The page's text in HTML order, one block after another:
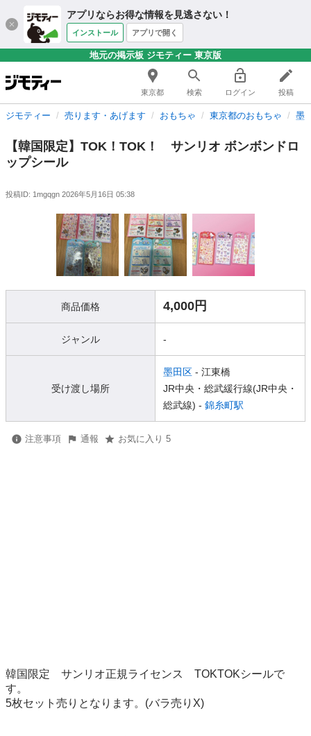
アプリならお得な情報を見逃さない！
インストール アプリで開く
地元の掲示板 ジモティー 東京版
東京都 検索 ログイン 投稿
ジモティー 売ります・あげます おもちゃ 東京都のおもちゃ 墨
【韓国限定】TOK！TOK！ サンリオ ボンボンドロ
ップシール
投稿ID: 1mgqgn 2026年5月16日 05:38
商品価格 4,000円
ジャンル -
受け渡し場所
墨田区 - 江東橋
JR中央・総武緩行線(JR中央・
総武線) - 錦糸町駅
注意事項 通報 お気に入り 5
韓国限定　サンリオ正規ライセンス　TOKTOKシールで
す。
5枚セット売りとなります。(バラ売りX)